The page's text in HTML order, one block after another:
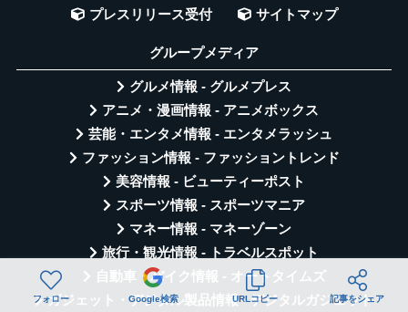
プレスリリース受付
サイトマップ
グループメディア
グルメ情報 - グルメプレス
アニメ・漫画情報 - アニメボックス
芸能・エンタメ情報 - エンタメラッシュ
ファッション情報 - ファッショントレンド
美容情報 - ビューティーポスト
スポーツ情報 - スポーツマニア
マネー情報 - マネーゾーン
旅行・観光情報 - トラベルスポット
自動車・バイク情報 - オートタイムズ
ガジェット・デジタル製品情報 - デジタルガジェット
フォロー Google検索 URLコピー 記事をシェア